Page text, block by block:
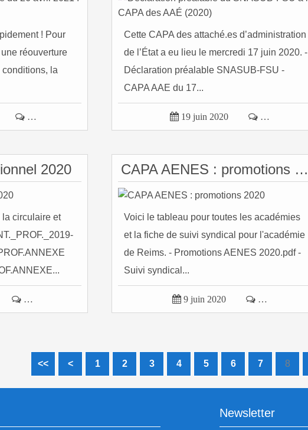
! Pour
réouverture
conditions, la
 …
Cette CAPA des attaché.es d’administration
de l’État a eu lieu le mercredi 17 juin 2020. -
Déclaration préalable SNASUB-FSU -
CAPA AAE du 17...
 19 juin 2020  …
2020
la circulaire et
 …
CAPA AENES : promotions 2020
Voici le tableau pour toutes les académies
et la fiche de suivi syndical pour l'académie
de Reims. - Promotions AENES 2020.pdf -
Suivi syndical...
 9 juin 2020  …
<< < 1 2 3 4 5 6 7 8
Newsletter